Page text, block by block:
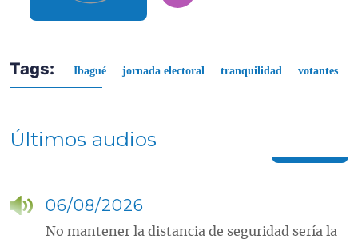
Tags: Ibagué jornada electoral tranquilidad votantes
Últimos audios
06/08/2026
No mantener la distancia de seguridad sería la